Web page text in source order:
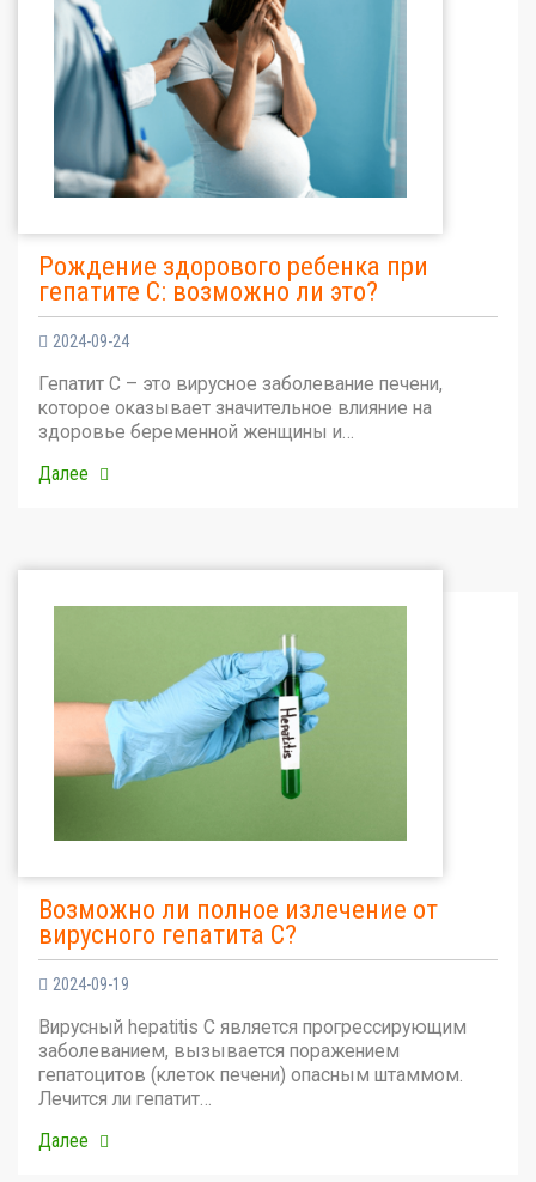
Рождение здорового ребенка при
гепатите С: возможно ли это?
2024-09-24
Гепатит С – это вирусное заболевание печени,
которое оказывает значительное влияние на
здоровье беременной женщины и…
Далее
Возможно ли полное излечение от
вирусного гепатита С?
2024-09-19
Вирусный hepatitis C является прогрессирующим
заболеванием, вызывается поражением
гепатоцитов (клеток печени) опасным штаммом.
Лечится ли гепатит…
Далее